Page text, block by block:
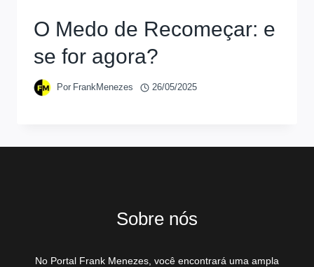
O Medo de Recomeçar: e
se for agora?
Por FrankMenezes 26/05/2025
Sobre nós
No Portal Frank Menezes, você encontrará uma ampla